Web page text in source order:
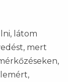
látom
mert